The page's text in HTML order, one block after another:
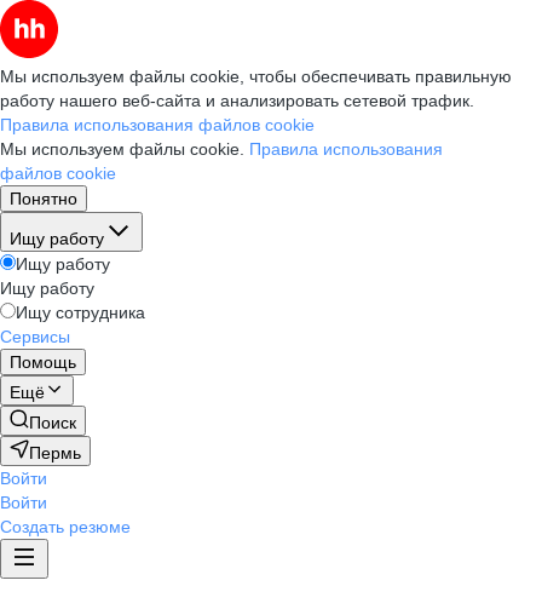
Мы используем файлы cookie, чтобы обеспечивать правильную
работу нашего веб-сайта и анализировать сетевой трафик.
Правила использования файлов cookie
Мы используем файлы cookie. Правила использования
файлов cookie
Понятно
Ищу работу
Ищу работу
Ищу работу
Ищу сотрудника
Сервисы
Помощь
Ещё
Поиск
Пермь
Войти
Войти
Создать резюме